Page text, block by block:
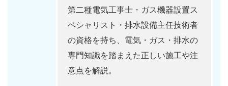
第二種電気工事士・ガス機器設置ス
ペシャリスト・排水設備主任技術者
の資格を持ち、電気・ガス・排水の
専門知識を踏まえた正しい施工や注
意点を解説。